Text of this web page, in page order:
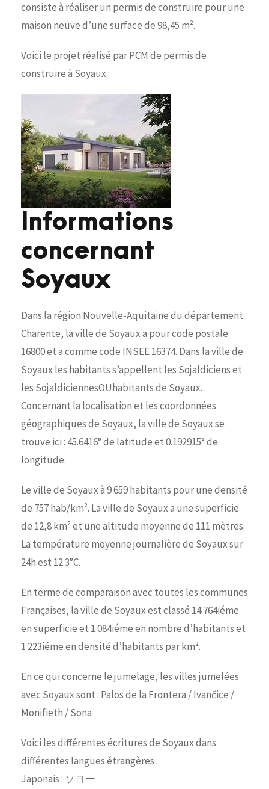
consiste à réaliser un permis de construire pour une
maison neuve d’une surface de 98,45 m².
Voici le projet réalisé par PCM de permis de
construire à Soyaux :
Informations
concernant
Soyaux
Dans la région Nouvelle-Aquitaine du département
Charente, la ville de Soyaux a pour code postale
16800 et a comme code INSEE 16374. Dans la ville de
Soyaux les habitants s’appellent les Sojaldiciens et
les SojaldiciennesOUhabitants de Soyaux.
Concernant la localisation et les coordonnées
géographiques de Soyaux, la ville de Soyaux se
trouve ici : 45.6416° de latitude et 0.192915° de
longitude.
Le ville de Soyaux à 9 659 habitants pour une densité
de 757 hab/km². La ville de Soyaux a une superficie
de 12,8 km² et une altitude moyenne de 111 mètres.
La température moyenne journalière de Soyaux sur
24h est 12.3°C.
En terme de comparaison avec toutes les communes
Françaises, la ville de Soyaux est classé 14 764iéme
en superficie et 1 084iéme en nombre d’habitants et
1 223iéme en densité d’habitants par km².
En ce qui concerne le jumelage, les villes jumelées
avec Soyaux sont : Palos de la Frontera / Ivančice /
Monifieth / Sona
Voici les différentes écritures de Soyaux dans
différentes langues étrangères :
Japonais : ソヨー